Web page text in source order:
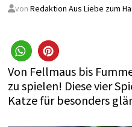
von Redaktion Aus Liebe zum
Von Fellmaus bis
zu spielen! Diese vier
Katze für besonders